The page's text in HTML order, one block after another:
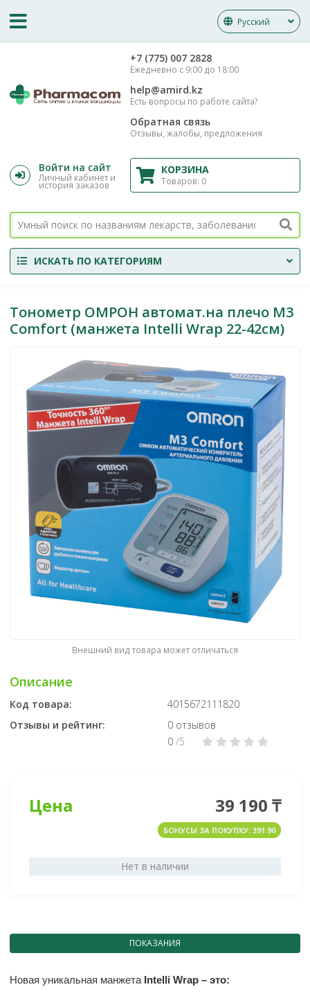
Русский
‎+7 (775) 007 2828
Ежедневно с 9:00 до 18:00
help@amird.kz
Есть вопросы по работе сайта?
Обратная связь
Отзывы, жалобы, предложения
Войти на сайт
Личный кабинет и
история заказов
КОРЗИНА
Товаров: 0
ИСКАТЬ ПО КАТЕГОРИЯМ
Тонометр ОМРОН автомат.на плечо M3
Comfort (манжета Intelli Wrap 22-42см)
Внешний вид товара может отличаться
Описание
Код товара:
4015672111820
Отзывы и рейтинг:
0 отзывов
0 /5
Цена 39 190 ₸
БОНУСЫ ЗА ПОКУПКУ: 391.90
Нет в наличии
ПОКАЗАНИЯ
Новая уникальная манжета Intelli Wrap – это: